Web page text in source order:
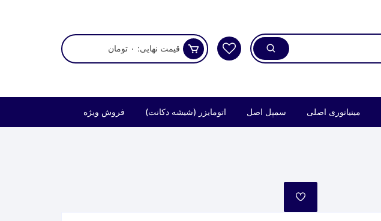
قیمت نهایی: ۰ تومان
مینیاتوری اصلی سمپل اصل اتومایزر (شیشه دکانت) فروش ویژه
مورد
علاقه